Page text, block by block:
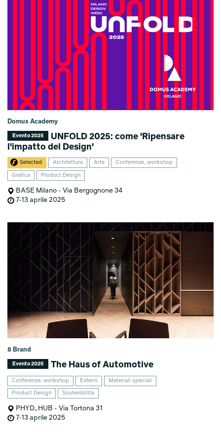
Domus Academy
Evento 2025
UNFOLD 2025: come 'Ripensare
l'impatto del Design'
Selected Architettura Arte Conferenze, workshop
Grafica Product Design
BASE Milano - Via Bergognone 34
7-13 aprile 2025
8 Brand
Evento 2025 The Haus of Automotive
Conferenze, workshop Esterni Materiali speciali
Product Design Sostenibilità
PHYD_HUB - Via Tortona 31
7-13 aprile 2025